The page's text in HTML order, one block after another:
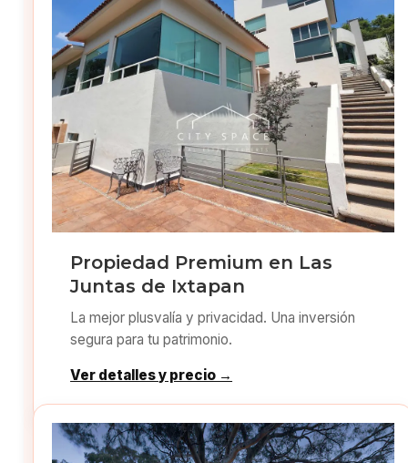
Propiedad Premium en Las
Juntas de Ixtapan
La mejor plusvalía y privacidad. Una inversión
segura para tu patrimonio.
Ver detalles y precio →